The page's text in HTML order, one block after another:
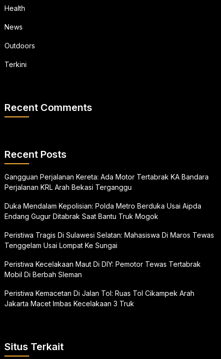
Health
News
Outdoors
Terkini
Recent Comments
Recent Posts
Gangguan Perjalanan Kereta: Ada Motor Tertabrak KA Bandara
Perjalanan KRL Arah Bekasi Terganggu
Duka Mendalam Kepolisian: Polda Metro Berduka Usai Aipda
Endang Gugur Ditabrak Saat Bantu Truk Mogok
Peristiwa Tragis Di Sulawesi Selatan: Mahasiswa Di Maros Tewas
Tenggelam Usai Lompat Ke Sungai
Peristiwa Kecelakaan Maut Di DIY: Pemotor Tewas Tertabrak
Mobil Di Berbah Sleman
Peristiwa Kemacetan Di Jalan Tol: Ruas Tol Cikampek Arah
Jakarta Macet Imbas Kecelakaan 3 Truk
Situs Terkait